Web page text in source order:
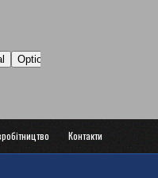
Контакти